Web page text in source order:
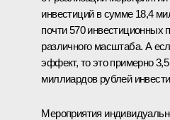
инвестиций в сумме 18,4
почти 570 инвестиционных
различного масштаба. А
эффект, то это примерно
миллиардов рублей
Мероприятия